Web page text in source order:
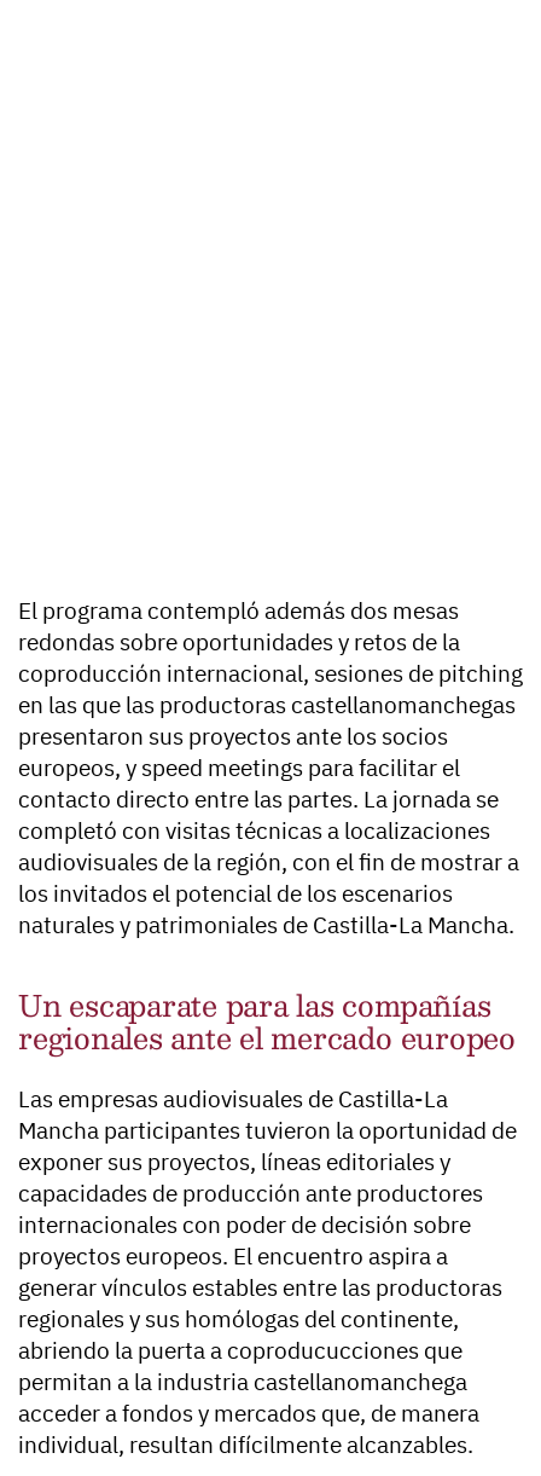
El programa contempló además dos mesas
redondas sobre oportunidades y retos de la
coproducción internacional, sesiones de pitching
en las que las productoras castellanomanchegas
presentaron sus proyectos ante los socios
europeos, y speed meetings para facilitar el
contacto directo entre las partes. La jornada se
completó con visitas técnicas a localizaciones
audiovisuales de la región, con el fin de mostrar a
los invitados el potencial de los escenarios
naturales y patrimoniales de Castilla-La Mancha.
Un escaparate para las compañías
regionales ante el mercado europeo
Las empresas audiovisuales de Castilla-La
Mancha participantes tuvieron la oportunidad de
exponer sus proyectos, líneas editoriales y
capacidades de producción ante productores
internacionales con poder de decisión sobre
proyectos europeos. El encuentro aspira a
generar vínculos estables entre las productoras
regionales y sus homólogas del continente,
abriendo la puerta a coproducucciones que
permitan a la industria castellanomanchega
acceder a fondos y mercados que, de manera
individual, resultan difícilmente alcanzables.